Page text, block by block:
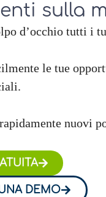
sulla
d’occhio tutti i
le tue
nuovi
DEMO